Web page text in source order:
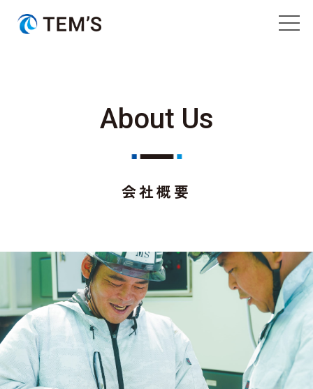
会社概要
事業紹介
工法紹介
設備紹介
新着情報
YouTube
About Us
会社概要